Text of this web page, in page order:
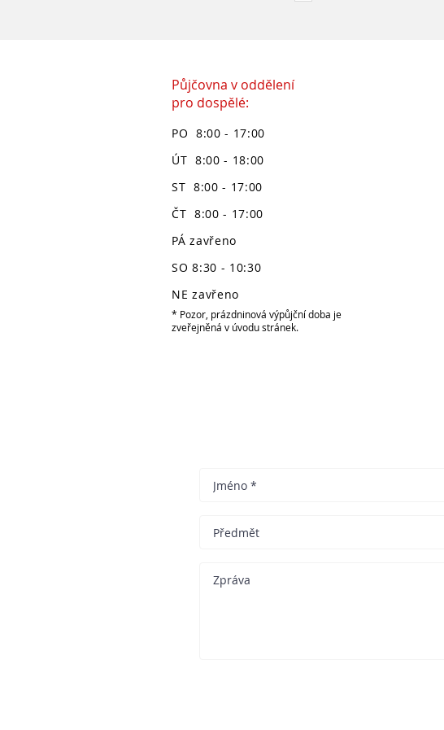
Půjčovna v oddělení
pro dospělé:
PO 8:00 - 17:00
ÚT 8:00 - 18:00
ST 8:00 - 17:00
ČT 8:00 - 17:00
PÁ zavřeno
SO 8:30 - 10:30
NE zavřeno
* Pozor, prázdninová výpůjční doba je
zveřejněná v úvodu stránek.